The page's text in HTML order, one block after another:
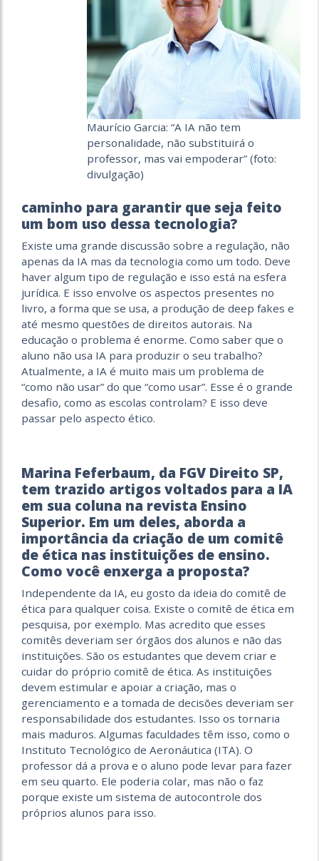
Maurício Garcia: “A IA não tem
personalidade, não substituirá o
professor, mas vai empoderar” (foto:
divulgação)
caminho para garantir que seja feito
um bom uso dessa tecnologia?
Existe uma grande discussão sobre a regulação, não
apenas da IA mas da tecnologia como um todo. Deve
haver algum tipo de regulação e isso está na esfera
jurídica. E isso envolve os aspectos presentes no
livro, a forma que se usa, a produção de deep fakes e
até mesmo questões de direitos autorais. Na
educação o problema é enorme. Como saber que o
aluno não usa IA para produzir o seu trabalho?
Atualmente, a IA é muito mais um problema de
“como não usar” do que “como usar”. Esse é o grande
desafio, como as escolas controlam? E isso deve
passar pelo aspecto ético.
Marina Feferbaum, da FGV Direito SP,
tem trazido artigos voltados para a IA
em sua coluna na revista Ensino
Superior. Em um deles, aborda a
importância da criação de um comitê
de ética nas instituições de ensino.
Como você enxerga a proposta?
Independente da IA, eu gosto da ideia do comitê de
ética para qualquer coisa. Existe o comitê de ética em
pesquisa, por exemplo. Mas acredito que esses
comitês deveriam ser órgãos dos alunos e não das
instituições. São os estudantes que devem criar e
cuidar do próprio comitê de ética. As instituições
devem estimular e apoiar a criação, mas o
gerenciamento e a tomada de decisões deveriam ser
responsabilidade dos estudantes. Isso os tornaria
mais maduros. Algumas faculdades têm isso, como o
Instituto Tecnológico de Aeronáutica (ITA). O
professor dá a prova e o aluno pode levar para fazer
em seu quarto. Ele poderia colar, mas não o faz
porque existe um sistema de autocontrole dos
próprios alunos para isso.